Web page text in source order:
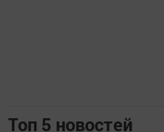
Топ 5 новостей